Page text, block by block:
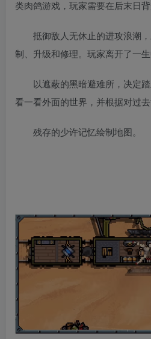
类肉鸽游戏，玩家需要在后末日背
抵御敌人无休止的进攻浪潮
制、升级和修理。玩家离开了一
以遮蔽的黑暗避难所，决定
看一看外面的世界，并根据对过
残存的少许记忆绘制地图。